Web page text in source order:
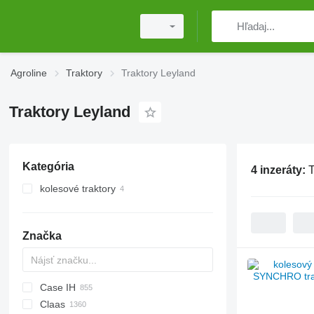
Agroline Traktory Traktory Leyland
Traktory Leyland
Kategória
kolesové traktory
Značka
Challenger
TTR
Tigre
584
704
CT
2505
CK
Case IH
310
775
CH
CFG
Claas
4 inzeráty: